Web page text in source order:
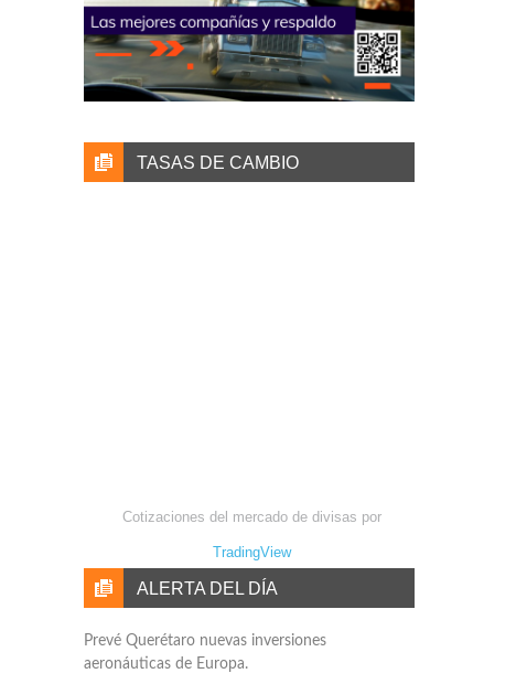
TASAS DE CAMBIO
Cotizaciones del mercado de divisas por
TradingView
ALERTA DEL DÍA
Prevé Querétaro nuevas inversiones
aeronáuticas de Europa.